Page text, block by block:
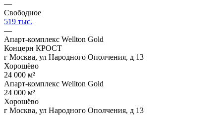
—
Свободное
519 тыс.
—
Апарт-комплекс Wellton Gold
Концерн КРОСТ
г Москва, ул Народного Ополчения, д 13
Хорошёво
24 000 м²
Апарт-комплекс Wellton Gold
24 000 м²
Хорошёво
г Москва, ул Народного Ополчения, д 13